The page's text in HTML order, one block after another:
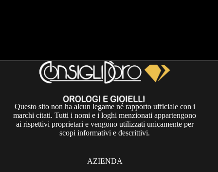
Questo sito non ha alcun legame né rapporto ufficiale con i
marchi citati. Tutti i nomi e i loghi menzionati appartengono
ai rispettivi proprietari e vengono utilizzati unicamente per
scopi informativi e descrittivi.
AZIENDA